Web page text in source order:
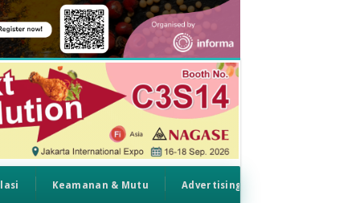
Keamanan & Mutu Advertising